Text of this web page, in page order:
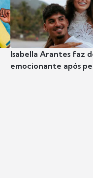
Isabella Arantes faz
emocionante após